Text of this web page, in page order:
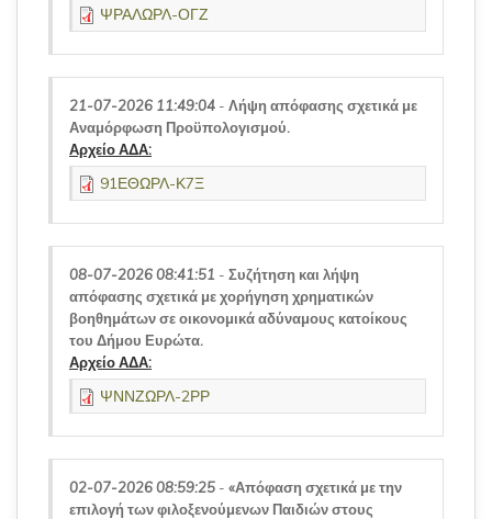
ΨΡΑΛΩΡΛ-ΟΓΖ
21-07-2026 11:49:04 - Λήψη απόφασης σχετικά με
Αναμόρφωση Προϋπολογισμού.
Αρχείο ΑΔΑ:
91ΕΘΩΡΛ-Κ7Ξ
08-07-2026 08:41:51 - Συζήτηση και λήψη
απόφασης σχετικά με χορήγηση χρηματικών
βοηθημάτων σε οικονομικά αδύναμους κατοίκους
του Δήμου Ευρώτα.
Αρχείο ΑΔΑ:
ΨΝΝΖΩΡΛ-2ΡΡ
02-07-2026 08:59:25 - «Απόφαση σχετικά με την
επιλογή των φιλοξενούμενων Παιδιών στους